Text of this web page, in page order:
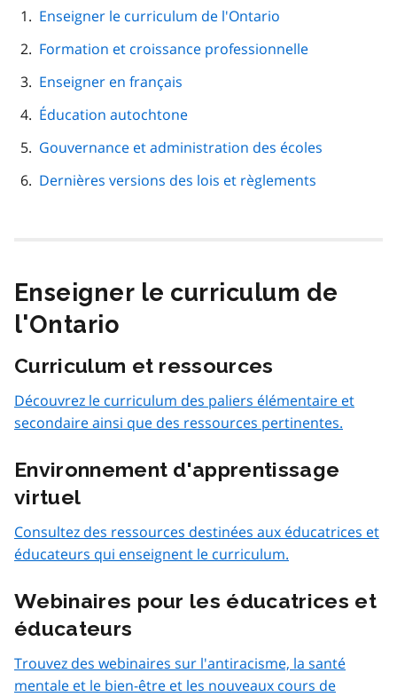
navigation
page
Enseigner le curriculum de l'Ontario
Formation et croissance professionnelle
Enseigner en français
Éducation autochtone
Gouvernance et administration des écoles
Dernières versions des lois et règlements
Enseigner le curriculum de
l'Ontario
Curriculum et ressources
Découvrez le curriculum des paliers élémentaire et
secondaire ainsi que des ressources pertinentes.
Environnement d'apprentissage
virtuel
Consultez des ressources destinées aux éducatrices et
éducateurs qui enseignent le curriculum.
Webinaires pour les éducatrices et
éducateurs
Trouvez des webinaires sur l'antiracisme, la santé
mentale et le bien-être et les nouveaux cours de